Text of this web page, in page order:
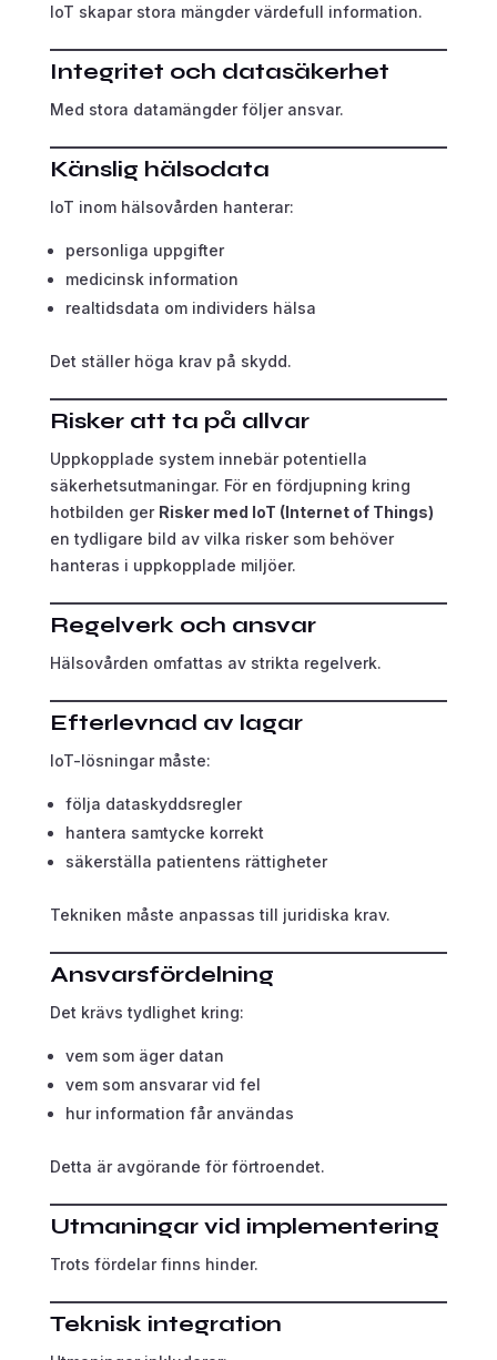
IoT skapar stora mängder värdefull information.
Integritet och datasäkerhet
Med stora datamängder följer ansvar.
Känslig hälsodata
IoT inom hälsovården hanterar:
personliga uppgifter
medicinsk information
realtidsdata om individers hälsa
Det ställer höga krav på skydd.
Risker att ta på allvar
Uppkopplade system innebär potentiella
säkerhetsutmaningar. För en fördjupning kring
hotbilden ger Risker med IoT (Internet of Things)
en tydligare bild av vilka risker som behöver
hanteras i uppkopplade miljöer.
Regelverk och ansvar
Hälsovården omfattas av strikta regelverk.
Efterlevnad av lagar
IoT-lösningar måste:
följa dataskyddsregler
hantera samtycke korrekt
säkerställa patientens rättigheter
Tekniken måste anpassas till juridiska krav.
Ansvarsfördelning
Det krävs tydlighet kring:
vem som äger datan
vem som ansvarar vid fel
hur information får användas
Detta är avgörande för förtroendet.
Utmaningar vid implementering
Trots fördelar finns hinder.
Teknisk integration